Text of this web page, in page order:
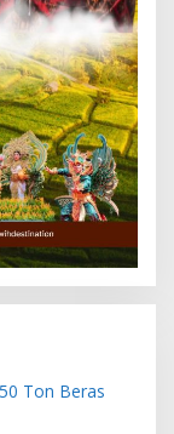
Ton Beras